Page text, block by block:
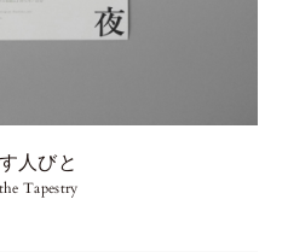
人びと
Tapestry